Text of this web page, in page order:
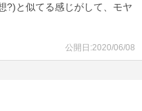
?)と似てる感じがして、モヤ
公開日:2020/06/08